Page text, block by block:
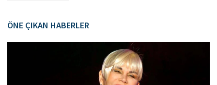
ÖNE ÇIKAN HABERLER